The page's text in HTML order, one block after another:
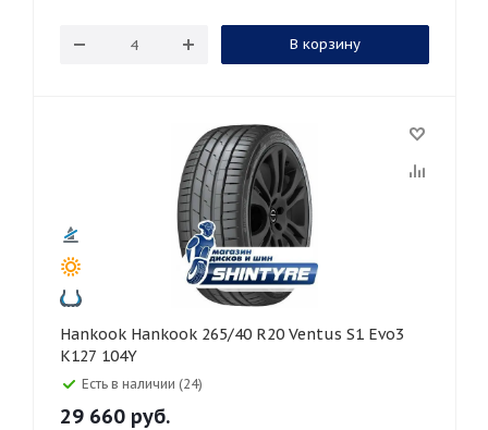
В корзину
Hankook Hankook 265/40 R20 Ventus S1 Evo3
K127 104Y
Есть в наличии (24)
29 660 руб.